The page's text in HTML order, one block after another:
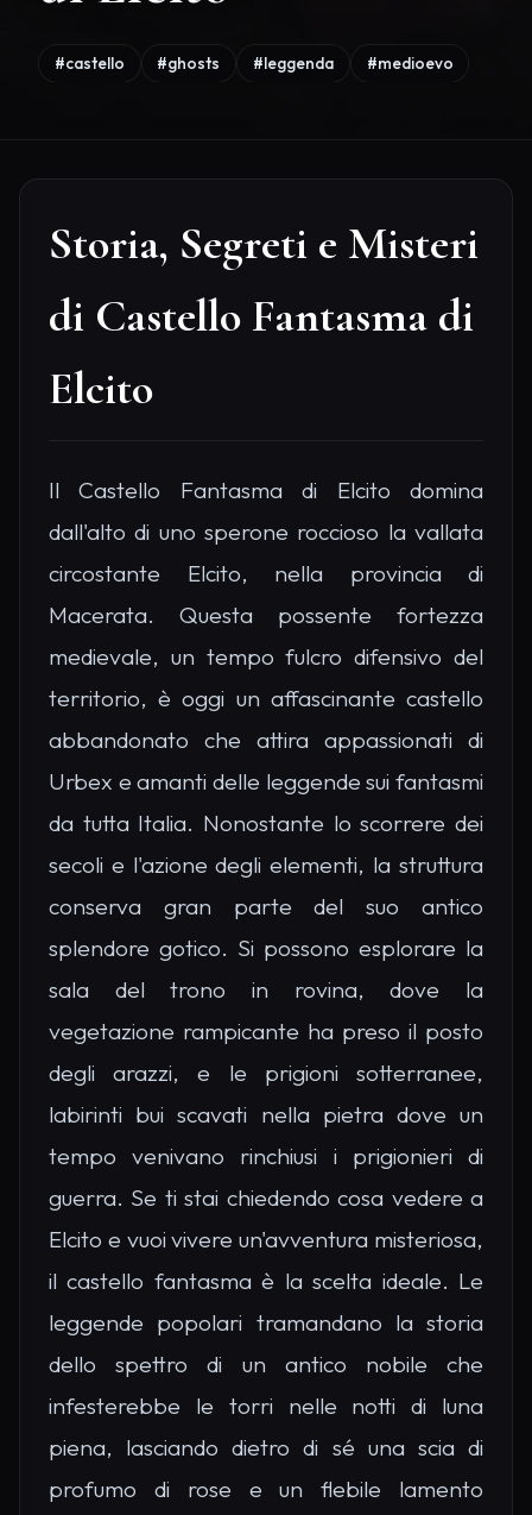
#castello #ghosts #leggenda #medioevo
Storia, Segreti e Misteri
di Castello Fantasma di
Elcito
Il Castello Fantasma di Elcito domina
dall'alto di uno sperone roccioso la vallata
circostante Elcito, nella provincia di
Macerata. Questa possente fortezza
medievale, un tempo fulcro difensivo del
territorio, è oggi un affascinante castello
abbandonato che attira appassionati di
Urbex e amanti delle leggende sui fantasmi
da tutta Italia. Nonostante lo scorrere dei
secoli e l'azione degli elementi, la struttura
conserva gran parte del suo antico
splendore gotico. Si possono esplorare la
sala del trono in rovina, dove la
vegetazione rampicante ha preso il posto
degli arazzi, e le prigioni sotterranee,
labirinti bui scavati nella pietra dove un
tempo venivano rinchiusi i prigionieri di
guerra. Se ti stai chiedendo cosa vedere a
Elcito e vuoi vivere un'avventura misteriosa,
il castello fantasma è la scelta ideale. Le
leggende popolari tramandano la storia
dello spettro di un antico nobile che
infesterebbe le torri nelle notti di luna
piena, lasciando dietro di sé una scia di
profumo di rose e un flebile lamento